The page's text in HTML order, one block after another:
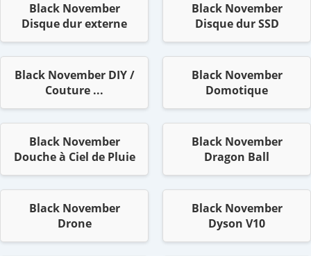
Black November
Disque dur externe
Black November
Disque dur SSD
Black November DIY /
Couture ...
Black November
Domotique
Black November
Douche à Ciel de Pluie
Black November
Dragon Ball
Black November
Drone
Black November
Dyson V10